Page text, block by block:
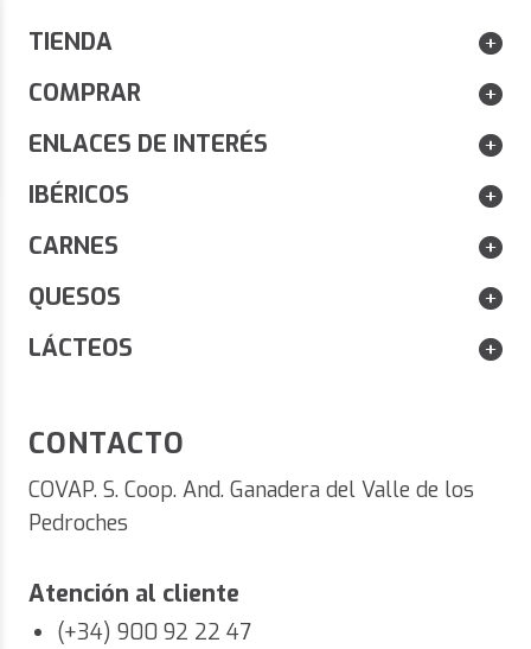
DISFRUTA DE UN 10% DE DESCUENTO EN
ESENCIAÚNICA.
TIENDA
COMPRAR
ENLACES DE INTERÉS
IBÉRICOS
CARNES
QUESOS
LÁCTEOS
CONTACTO
COVAP. S. Coop. And. Ganadera del Valle de los
Pedroches
Atención al cliente
(+34) 900 92 22 47